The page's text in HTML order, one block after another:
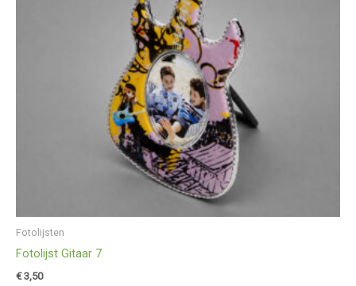
Fotolijsten
Fotolijst Gitaar 7
€3,50